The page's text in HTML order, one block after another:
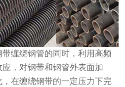
带缠绕钢管的同时，利用高频
，对钢带和钢管外表面加
在缠绕钢带的一定压力下完